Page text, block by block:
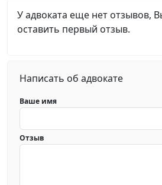
У адвоката еще нет отзывов,
оставить первый отзыв.
Написать об адвокате
Ваше имя
Отзыв